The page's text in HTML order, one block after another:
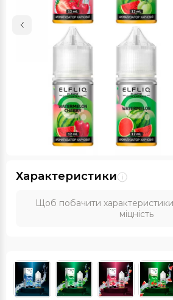
Характеристики
Щоб побачити
міцність